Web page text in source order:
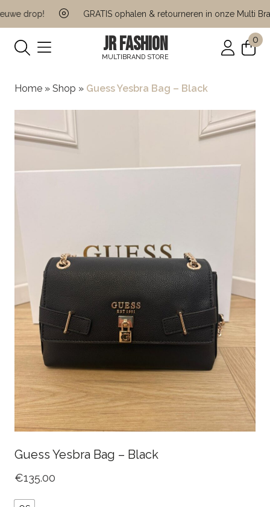
drop! GRATIS ophalen & retourneren in onze Multi
JR FASHION
MULTIBRAND STORE
0
Home » Shop » Guess Yesbra Bag – Black
Guess Yesbra Bag – Black
€135.00